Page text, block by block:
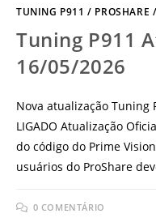
TUNING P911 / PROSHARE
Tuning P911
16/05/2026
Nova atualização Tuning
LIGADO Atualização
do código do Prime
usuários do ProShare
0 COMENTÁRIO